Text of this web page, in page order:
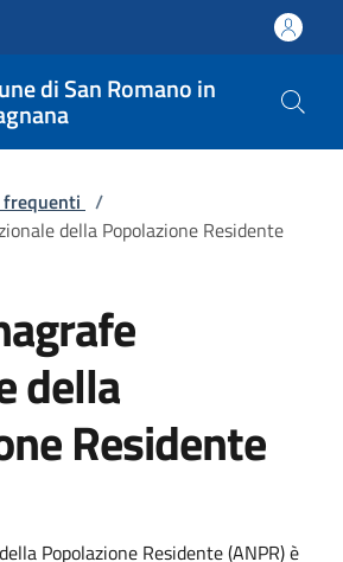
di San Romano in
frequenti /
della Popolazione Residente
della
Residente
Popolazione Residente (ANPR) è